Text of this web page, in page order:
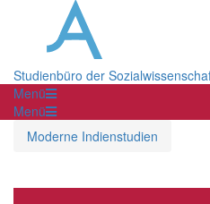
Studienbüro der
Menü
Menü
Moderne Indienstudien